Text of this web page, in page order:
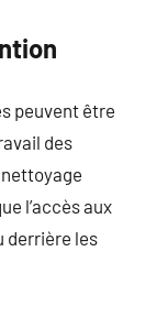
peuvent être
des
l’accès aux
derrière les